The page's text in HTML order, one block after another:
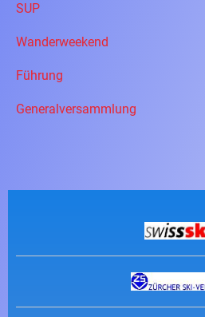
SUP
Wanderweekend
Führung
Generalversammlung